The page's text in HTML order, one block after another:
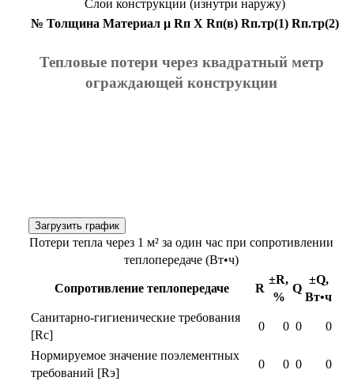
Слои конструкции (изнутри наружу)
№ Толщина Материал μ Rп X Rп(в) Rп.тр(1) Rп.тр(2)
Тепловые потери через квадратный метр
ограждающей конструкции
Загрузить график
Потери тепла через 1 м² за один час при сопротивлении
теплопередаче (Вт•ч)
Сопротивление теплопередаче R
±R,
%
Q
±Q,
Вт•ч
Санитарно-гигиенические требования
[Rс]
0 0 0 0
Нормируемое значение поэлементных
требований [Rэ]
0 0 0 0